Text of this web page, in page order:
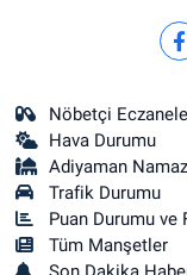
Nöbetçi
Hava Durumu
Adiyaman
Trafik Durumu
Puan Durumu ve
Tüm Manşetler